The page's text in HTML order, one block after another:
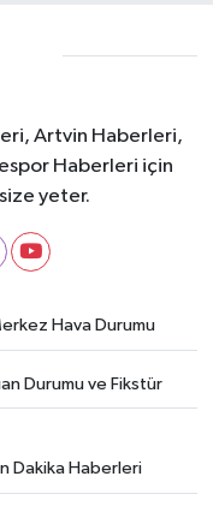
Artvin Haberleri,
Haberleri için
yeter.
Hava Durumu
Durumu ve Fikstür
Dakika Haberleri